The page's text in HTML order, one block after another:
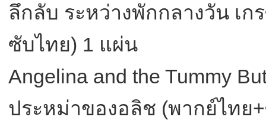
ลึกลับ ระหว่างพักกลางวัน เก
ซับไทย) 1 แผ่น
Angelina and the Tummy
ประหม่าของอลิช (พากย์ไทย